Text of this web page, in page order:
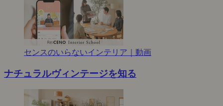
センスのいらないインテリア｜動画
ナチュラルヴィンテージを知る